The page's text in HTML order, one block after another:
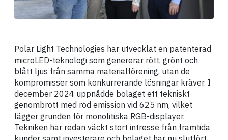
Polar Light Technologies har utvecklat en patenterad
microLED-teknologi som genererar rött, grönt och
blått ljus från samma materialförening, utan de
kompromisser som konkurrerande lösningar kräver. I
december 2024 uppnådde bolaget ett tekniskt
genombrott med röd emission vid 625 nm, vilket
lägger grunden för monolitiska RGB-displayer.
Tekniken har redan väckt stort intresse från framtida